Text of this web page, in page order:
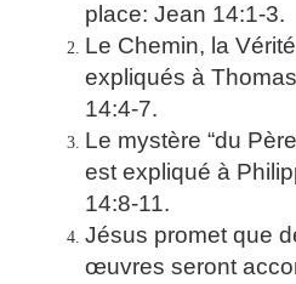
place: Jean 14:1-3.
Le Chemin, la
expliqués à
14:4-7.
Le mystère “du
est expliqué à
14:8-11.
Jésus promet que
œuvres seront